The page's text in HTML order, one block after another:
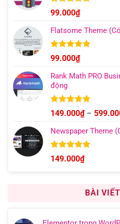
Được xếp
hạng4.96
5 sao
99.000₫
Flatsome Theme
Được xếp
hạng 4.95
5 sao
99.000₫
Rank Math PRO
động
Được xếp
hạng 5.00
5 sao
149.000₫ –
Newspaper Theme
Được xếp
hạng 4.92
149.000₫
BÀI